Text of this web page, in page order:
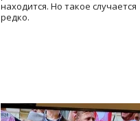
находится. Но такое случается
редко.